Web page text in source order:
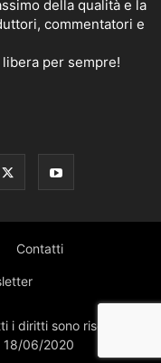
della qualità e la
commentatori e
per sempre!
Contatti
i diritti sono riservati |
18/06/2020